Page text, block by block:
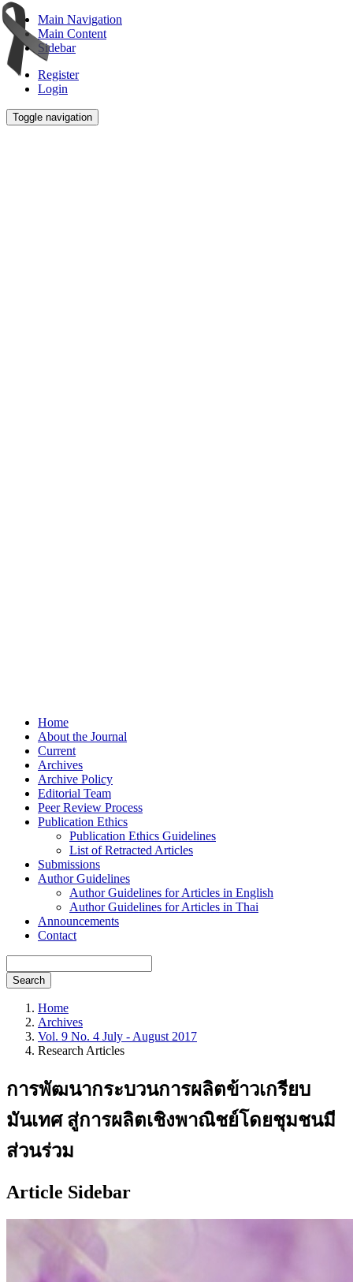
Main Navigation
Main Content
Sidebar
Register
Login
Toggle navigation
Home
About the Journal
Current
Archives
Archive Policy
Editorial Team
Peer Review Process
Publication Ethics
Publication Ethics Guidelines
List of Retracted Articles
Submissions
Author Guidelines
Author Guidelines for Articles in English
Author Guidelines for Articles in Thai
Announcements
Contact
Search
Home
Archives
Vol. 9 No. 4 July - August 2017
Research Articles
การพัฒนากระบวนการผลิตข้าวเกรียบ
มันเทศ สู่การผลิตเชิงพาณิชย์โดยชุมชนมี
ส่วนร่วม
Article Sidebar